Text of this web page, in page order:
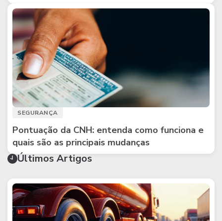
SEGURANÇA
Pontuação da CNH: entenda como funciona e
quais são as principais mudanças
Últimos Artigos